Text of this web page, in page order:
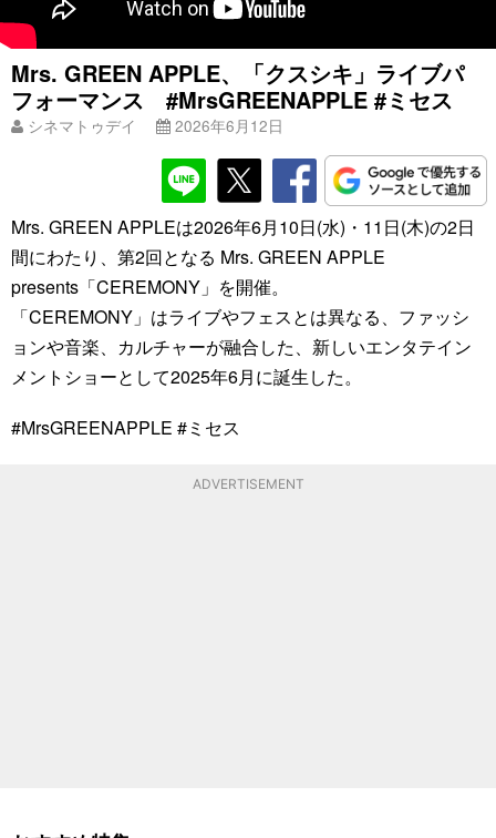
Mrs. GREEN APPLE、「クスシキ」ライブパ
フォーマンス #MrsGREENAPPLE #ミセス
シネマトゥデイ 2026年6月12日
Mrs. GREEN APPLEは2026年6月10日(水)・11日(木)の2日
間にわたり、第2回となる Mrs. GREEN APPLE
presents「CEREMONY」を開催。
「CEREMONY」はライブやフェスとは異なる、ファッシ
ョンや音楽、カルチャーが融合した、新しいエンタテイン
メントショーとして2025年6月に誕生した。
#MrsGREENAPPLE #ミセス
ADVERTISEMENT